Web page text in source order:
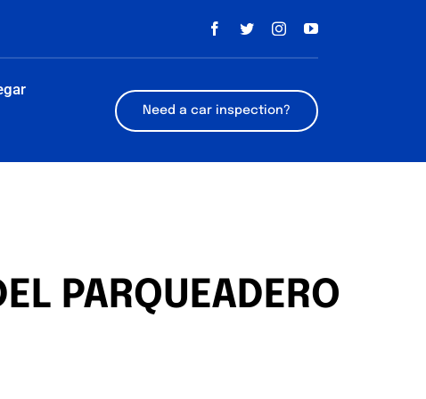
Need a car inspection?
PARQUEADERO